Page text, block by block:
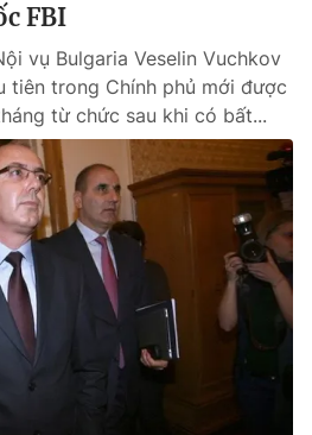
FBI
vụ Bulgaria Veselin Vuchkov
tiên trong Chính phủ mới được
từ chức sau khi có bất...